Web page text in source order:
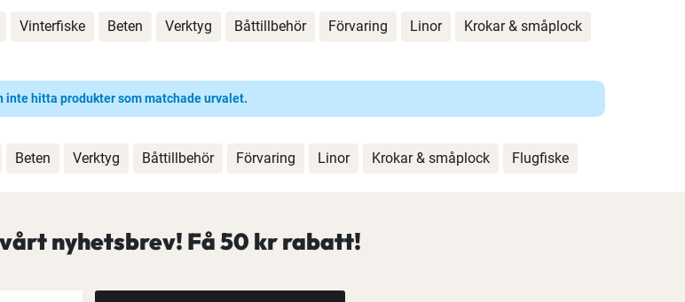
inte hitta produkter som matchade urvalet.
Vinterfiske Beten Verktyg Båttillbehör Förvaring Linor Krokar & småplock
Beten Verktyg Båttillbehör Förvaring Linor Krokar & småplock Flugfiske
nyhetsbrev! Få50 kr rabatt!